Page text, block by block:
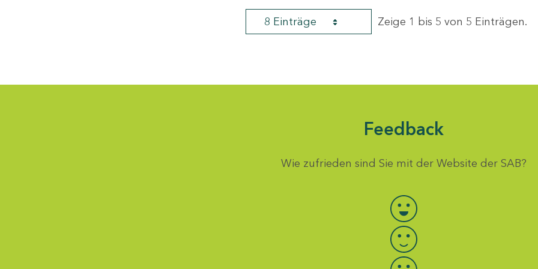
8 Einträge Zeige 1 bis 5 von 5 Einträgen.
Feedback
Wie zufrieden sind Sie mit der Website der SAB?
Bewertung auswählen